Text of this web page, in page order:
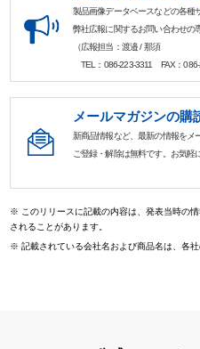
製品画像データベースなどの各種
弊社広報に関するお問い合わせの
（広報担当：渡邉 / 那須
TEL：086-223-3311 FAX：086-
メールマガジンの購
新商品情報など、最新の情報をメ
ご登録・解除は無料です。お気軽
※ このリリースに記載の内容は、発表当時の
されることがあります。
※ 記載されている会社名および商品名は、各